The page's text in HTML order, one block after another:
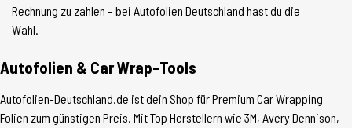
Rechnung zu zahlen – bei Autofolien Deutschland hast du die
Wahl.
Autofolien & Car Wrap-Tools
Autofolien-Deutschland.de ist dein Shop für Premium Car Wrapping
Folien zum günstigen Preis. Mit Top Herstellern wie 3M, Avery Dennison,